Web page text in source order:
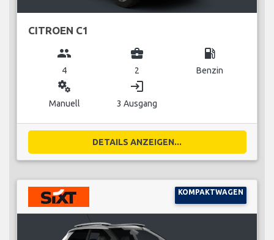
CITROEN C1
group
4
business_center
2
local_gas_station
Benzin
miscellaneous_services
Manuell
login
3 Ausgang
DETAILS ANZEIGEN...
KOMPAKTWAGEN